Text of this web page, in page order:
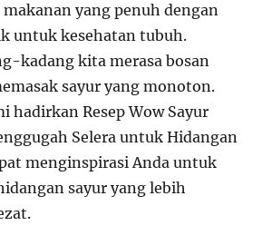
makanan yang penuh dengan
untuk kesehatan tubuh.
kadang kita merasa bosan
sayur yang monoton.
hadirkan Resep Wow Sayur
Selera untuk Hidangan
menginspirasi Anda untuk
sayur yang lebih